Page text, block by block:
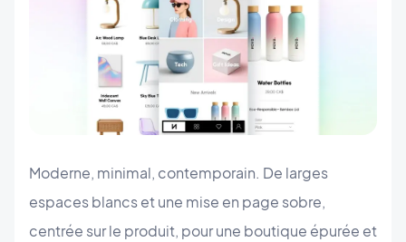
Moderne, minimal, contemporain. De larges
espaces blancs et une mise en page sobre,
centrée sur le produit, pour une boutique épurée et